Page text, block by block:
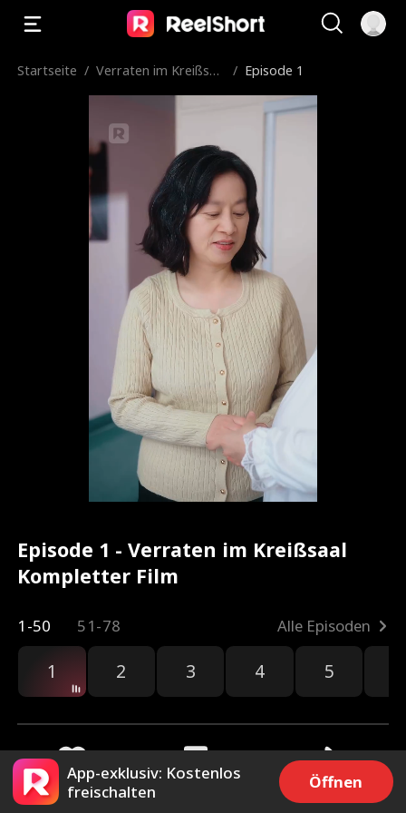
Startseite / Verraten im Kreißsaa
/ Episode 1
Episode 1 - Verraten im Kreißsaal
Kompletter Film
1-50 51-78 Alle Episoden
1 2 3 4 5
2.1k Teilen
App-exklusiv: Kostenlos
freischalten
Öffnen